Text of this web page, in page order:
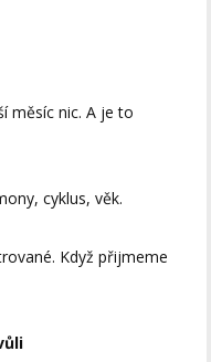
měsíc nic. A je to
cyklus, věk.
Když přijmeme